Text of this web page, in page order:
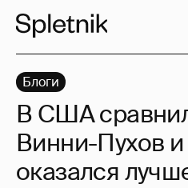
Блоги
В США
Винни-Пухов
оказался